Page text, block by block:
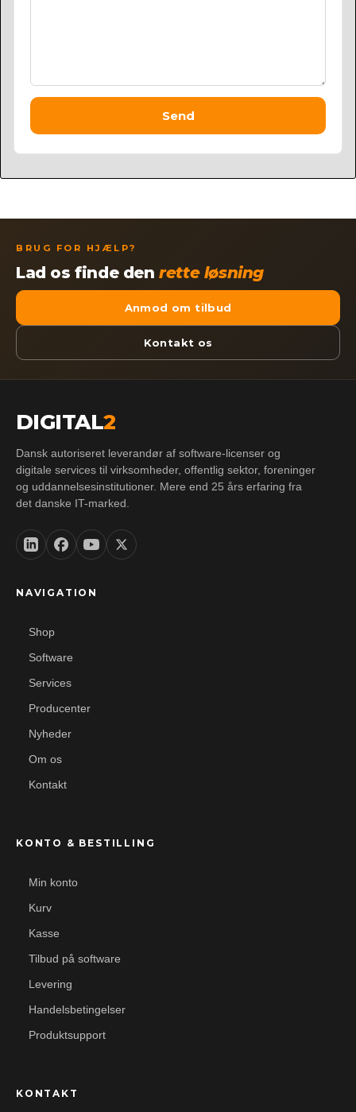
Send
BRUG FOR HJÆLP?
Lad os finde denrette løsning
Anmod om tilbud
Kontakt os
DIGITAL2
Dansk autoriseret leverandør af software-licenser og
digitale services til virksomheder, offentlig sektor, foreninger
og uddannelsesinstitutioner. Mere end 25 års erfaring fra
det danske IT-marked.
NAVIGATION
Shop
Software
Services
Producenter
Nyheder
Om os
Kontakt
KONTO & BESTILLING
Min konto
Kurv
Kasse
Tilbud på software
Levering
Handelsbetingelser
Produktsupport
KONTAKT